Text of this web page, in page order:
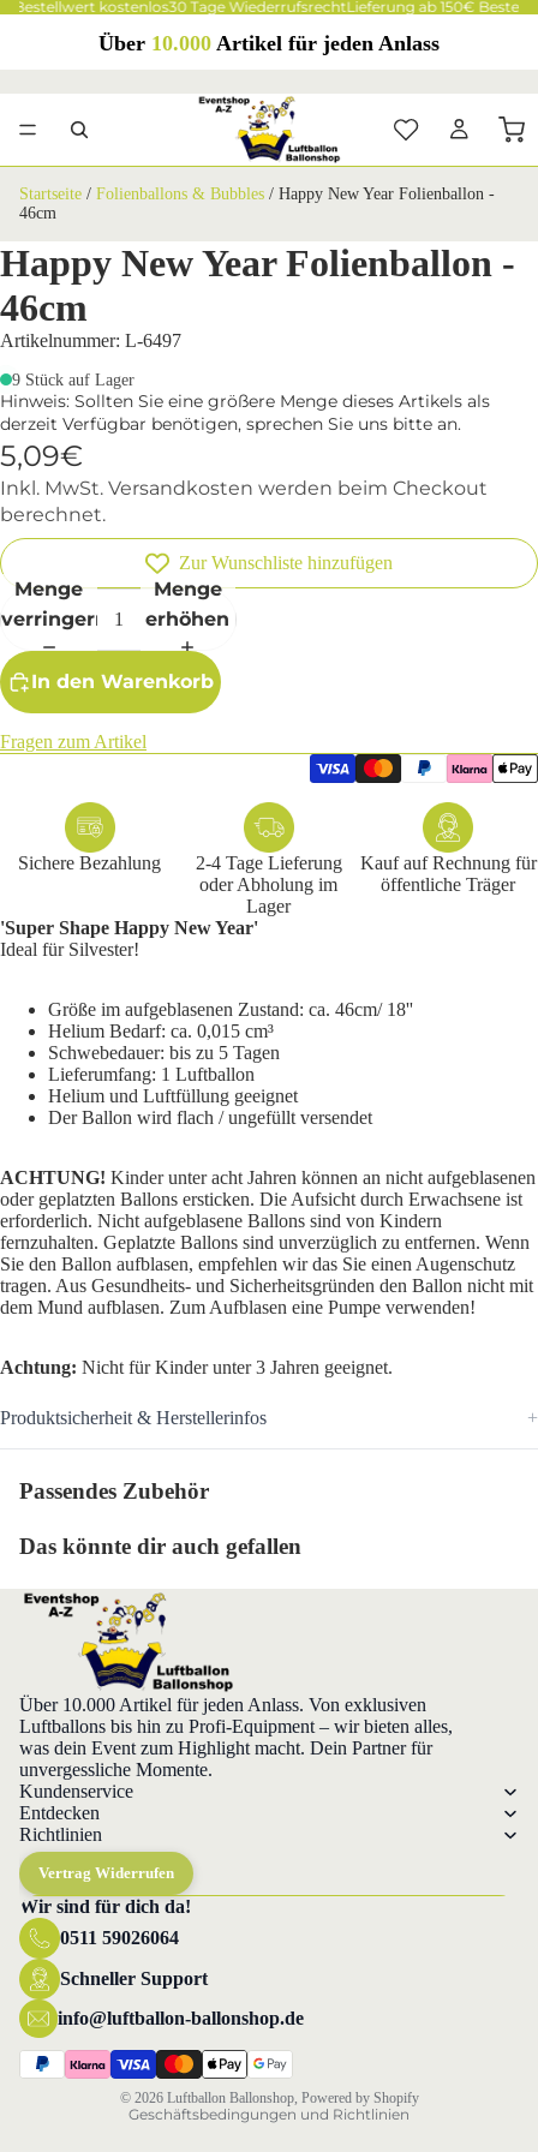
Bestellwert kostenlos30 Tage WiederrufsrechtLieferung ab 150€
Über 10.000 Artikel für jeden Anlass
Startseite / Folienballons & Bubbles / Happy New Year Folienballon -
46cm
Happy New Year Folienballon -
46cm
Artikelnummer: L-6497
9 Stück auf Lager
Hinweis: Sollten Sie eine größere Menge dieses Artikels als
derzeit Verfügbar benötigen, sprechen Sie uns bitte an.
5,09€
Inkl. MwSt. Versandkosten werden beim Checkout
berechnet.
Zur Wunschliste hinzufügen
Menge
verringern
Menge
erhöhen
In den Warenkorb
Fragen zum Artikel
Sichere Bezahlung
2-4 Tage Lieferung
oder Abholung im
Lager
Kauf auf Rechnung für
öffentliche Träger
'Super Shape Happy New Year'
Ideal für Silvester!
Größe im aufgeblasenen Zustand: ca. 46cm/ 18''
Helium Bedarf: ca. 0,015 cm³
Schwebedauer: bis zu 5 Tagen
Lieferumfang: 1 Luftballon
Helium und Luftfüllung geeignet
Der Ballon wird flach / ungefüllt versendet
ACHTUNG! Kinder unter acht Jahren können an nicht aufgeblasenen
oder geplatzten Ballons ersticken. Die Aufsicht durch Erwachsene ist
erforderlich. Nicht aufgeblasene Ballons sind von Kindern
fernzuhalten. Geplatzte Ballons sind unverzüglich zu entfernen. Wenn
Sie den Ballon aufblasen, empfehlen wir das Sie einen Augenschutz
tragen. Aus Gesundheits- und Sicherheitsgründen den Ballon nicht mit
dem Mund aufblasen. Zum Aufblasen eine Pumpe verwenden!
Achtung: Nicht für Kinder unter 3 Jahren geeignet.
Produktsicherheit & Herstellerinfos
Passendes Zubehör
Das könnte dir auch gefallen
Über 10.000 Artikel für jeden Anlass. Von exklusiven
Luftballons bis hin zu Profi-Equipment – wir bieten alles,
was dein Event zum Highlight macht. Dein Partner für
unvergessliche Momente.
Kundenservice
Entdecken
Richtlinien
Vertrag Widerrufen
Wir sind für dich da!
0511 59026064
Schneller Support
info@luftballon-ballonshop.de
© 2026 Luftballon Ballonshop, Powered by Shopify
Geschäftsbedingungen und Richtlinien
Datenschutzerklärung
Widerrufsrecht
AGB
Versand
Impressum